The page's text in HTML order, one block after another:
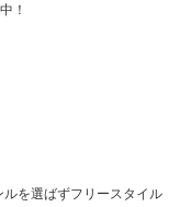
！
を選ばずフリースタイル